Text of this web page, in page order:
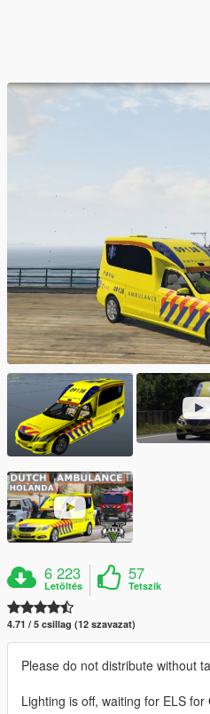
6 223
Letöltés
57
Tetszik
4.71 / 5 csillag (12 szavazat)
Please do not distribute without
Lighting is off, waiting for ELS for